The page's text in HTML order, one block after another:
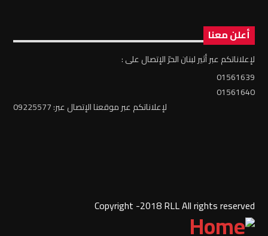
أعلن معنا
لإعلاناتكم عبر أثير لبنان الحرّ الإتصال على :
01561639
01561640
لإعلاناتكم عبر موقعنا الإتصال عبر: 09225577
Copyright -2018 RLL All rights reserved